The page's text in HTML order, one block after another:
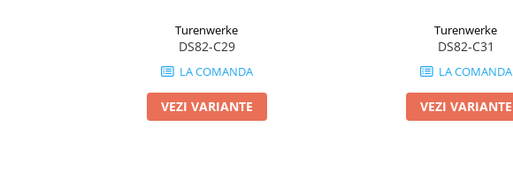
Turenwerke
DS82-C29
LA COMANDA
VEZI VARIANTE
Turenwerke
DS82-C31
LA COMANDA
VEZI VARIANTE